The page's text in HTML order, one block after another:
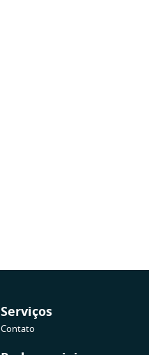
Serviços
Contato